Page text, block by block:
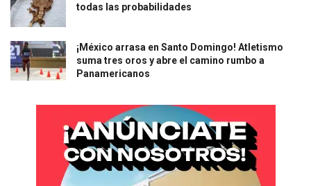
todas las probabilidades
¡México arrasa en Santo Domingo! Atletismo
suma tres oros y abre el camino rumbo a
Panamericanos